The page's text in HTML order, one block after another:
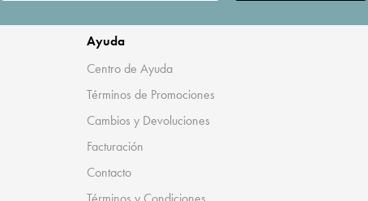
Ayuda
Centro de Ayuda
Términos de Promociones
Cambios y Devoluciones
Facturación
Contacto